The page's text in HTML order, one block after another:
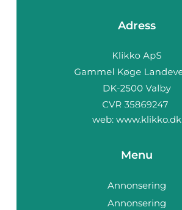
Adress
web: www.klikko.dk
Menu
Annonsering
Annonsering